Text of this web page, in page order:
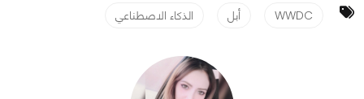
WWDC أبل الذكاء الاصطناعي